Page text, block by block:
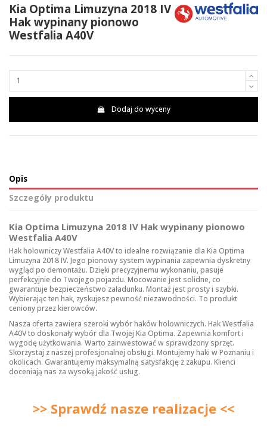
Kia Optima Limuzyna 2018 IV
Hak wypinany pionowo
Westfalia A40V
Dodaj do wyceny
Opis
Szczegóły produktu
Kia Optima Limuzyna 2018 IV Hak wypinany pionowo
Westfalia A40V
Hak holowniczy Westfalia A40V to idealne rozwiązanie dla Kia Optima
Limuzyna 2018 IV. Jego pionowy system wypinania zapewnia dyskretny
wygląd po demontażu. Dzięki precyzyjnemu wykonaniu, pasuje
perfekcyjnie do Twojego pojazdu. Mocowanie jest solidne, co
gwarantuje bezpieczeństwo załadunku. Montaż jest prosty i szybki.
Wybierając ten hak, zyskujesz pewność niezawodności. To produkt
ceniony przez kierowców.
Nasza oferta zawiera szeroki wybórhaków holowniczych. Hak Westfalia
A40V to doskonały wybór dla Twojej Kia Optima. Zapewnia komfort i
wygodę użytkowania. Warto zainwestować w sprawdzony sprzęt.
Skorzystaj z naszej profesjonalnej obsługi. Montujemy haki w Poznaniu i
okolicach. Gwarantujemy maksymalną satysfakcję z zakupu. Klienci
doceniają nas za wysoką jakość usług.
>> Sprawdź nasze realizacje <<